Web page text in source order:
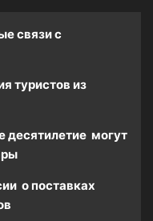
связи с
туристов из
могут
о поставках